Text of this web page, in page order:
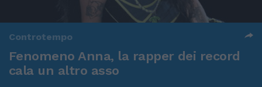
Controtempo
Fenomeno Anna, la rapper dei record
cala un altro asso